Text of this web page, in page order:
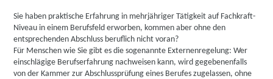
Sie haben praktische Erfahrung in mehrjähriger Tätigkeit auf Fachkraft-
Niveau in einem Berufsfeld erworben, kommen aber ohne den
entsprechenden Abschluss beruflich nicht voran?
Für Menschen wie Sie gibt es die sogenannte Externenregelung: Wer
einschlägige Berufserfahrung nachweisen kann, wird gegebenenfalls
von der Kammer zur Abschlussprüfung eines Berufes zugelassen, ohne